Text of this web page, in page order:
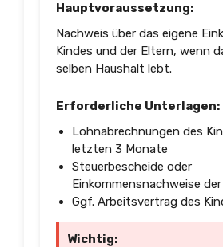
Hauptvoraussetzung:
Nachweis über das eigene
Kindes und der Eltern, wenn
selben Haushalt lebt.
Erforderliche Unterlagen:
Lohnabrechnungen des
letzten 3 Monate
Steuerbescheide oder
Einkommensnachweise
Ggf. Arbeitsvertrag des
Wichtig: